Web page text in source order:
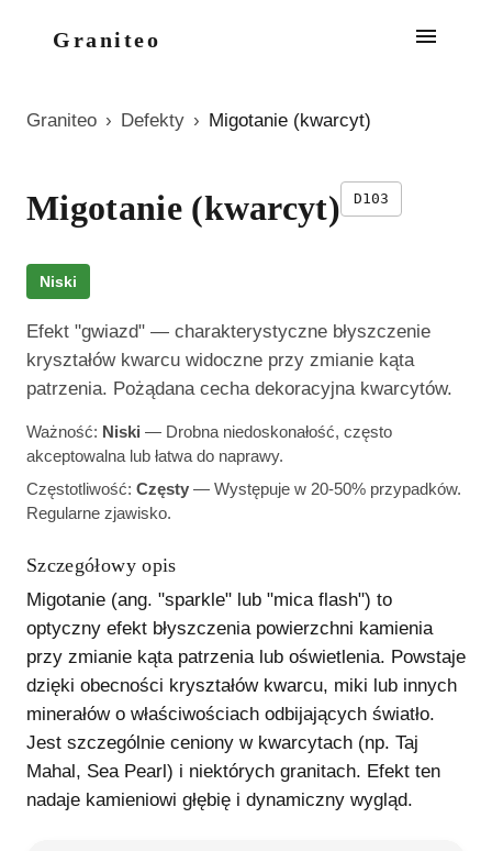
Graniteo
Graniteo › Defekty › Migotanie (kwarcyt)
Migotanie (kwarcyt) D103
Niski
Efekt "gwiazd" — charakterystyczne błyszczenie
kryształów kwarcu widoczne przy zmianie kąta
patrzenia. Pożądana cecha dekoracyjna kwarcytów.
Ważność: Niski — Drobna niedoskonałość, często
akceptowalna lub łatwa do naprawy.
Częstotliwość: Częsty — Występuje w 20-50% przypadków.
Regularne zjawisko.
Szczegółowy opis
Migotanie (ang. "sparkle" lub "mica flash") to
optyczny efekt błyszczenia powierzchni kamienia
przy zmianie kąta patrzenia lub oświetlenia. Powstaje
dzięki obecności kryształów kwarcu, miki lub innych
minerałów o właściwościach odbijających światło.
Jest szczególnie ceniony w kwarcytach (np. Taj
Mahal, Sea Pearl) i niektórych granitach. Efekt ten
nadaje kamieniowi głębię i dynamiczny wygląd.